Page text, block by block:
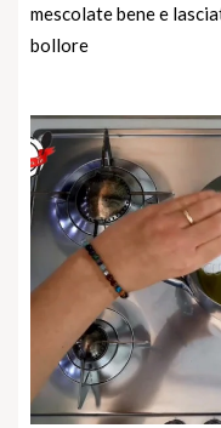
mescolate bene e
bollore